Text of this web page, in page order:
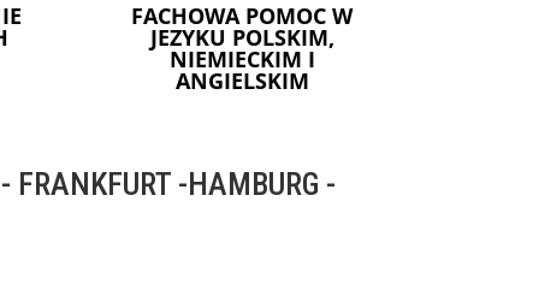
FACHOWA POMOC W
JEZYKU POLSKIM,
NIEMIECKIM I
ANGIELSKIM
FRANKFURT -HAMBURG -